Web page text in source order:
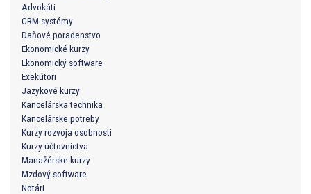
Advokáti
CRM systémy
Daňové poradenstvo
Ekonomické kurzy
Ekonomický software
Exekútori
Jazykové kurzy
Kancelárska technika
Kancelárske potreby
Kurzy rozvoja osobnosti
Kurzy účtovníctva
Manažérske kurzy
Mzdový software
Notári